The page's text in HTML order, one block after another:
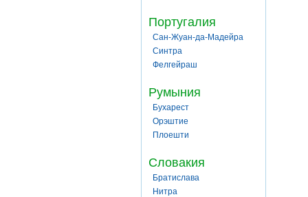
Португалия
Сан-Жуан-да-Мадейра
Синтра
Фелгейраш
Румыния
Бухарест
Орэштие
Плоешти
Словакия
Братислава
Нитра